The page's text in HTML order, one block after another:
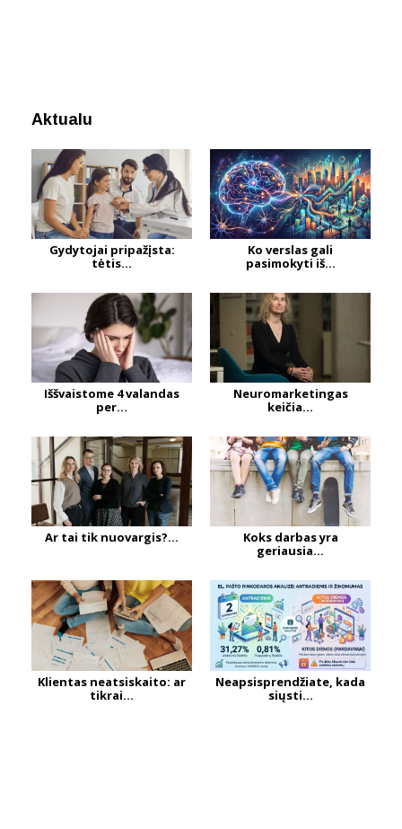
Aktualu
Gydytojai pripažįsta:
tėtis...
Ko verslas gali
pasimokyti iš...
Iššvaistome 4 valandas
per...
Neuromarketingas
keičia...
Ar tai tik nuovargis?...
Koks darbas yra
geriausia...
Klientas neatsiskaito: ar
tikrai...
Neapsisprendžiate, kada
siųsti...